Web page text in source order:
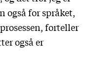
også for språket,
forteller
også er